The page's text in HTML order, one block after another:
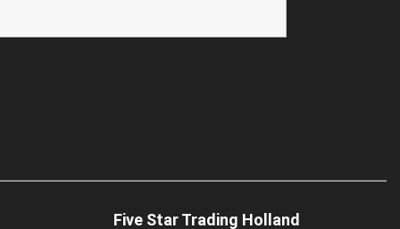
Five Star Trading Holland